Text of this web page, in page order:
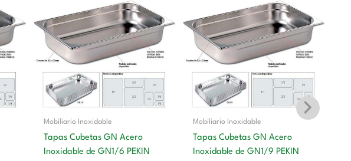
Mobiliario Inoxidable
Tapas Cubetas GN Acero
Inoxidable de GN1/6 PEKIN
Mobiliario Inoxidable
Tapas Cubetas GN Acero
Inoxidable de GN1/9 PEKIN